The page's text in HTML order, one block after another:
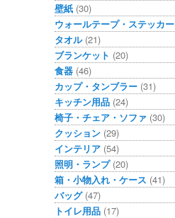
壁紙 (30)
ウォールテープ・ステッカー
タオル(21)
ブランケット (20)
食器 (46)
カップ・タンブラー (31)
キッチン用品 (24)
椅子・チェア・ソファ (30)
クッション (29)
インテリア (54)
照明・ランプ(20)
箱・小物入れ・ケース (41)
バッグ(47)
トイレ用品 (17)